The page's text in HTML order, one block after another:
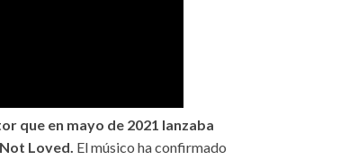
que en mayo de 2021 lanzaba
Loved. El músico ha confirmado